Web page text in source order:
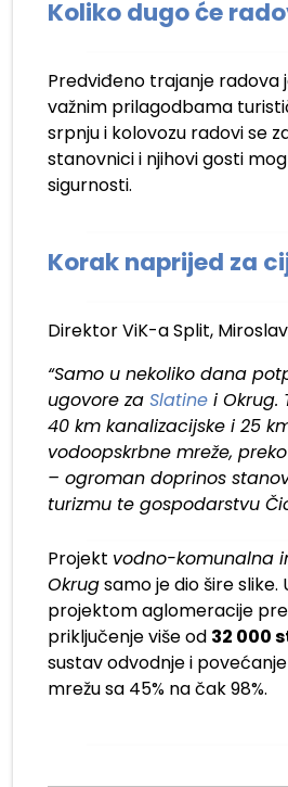
Koliko dugo će
Predviđeno trajanje radova
važnim prilagodbama
srpnju i kolovozu radovi se
stanovnici i njihovi gosti
sigurnosti.
Korak naprijed za
Direktor ViK-a Split,
“Samo u nekoliko dana
ugovore za Slatine i Okrug.
40 km kanalizacijske i 25
vodoopskrbne mreže,
– ogroman doprinos
turizmu te gospodarstvu
Projekt vodno-komunalna
Okrugsamo je dio šire slike.
projektom aglomeracije
priključenje više od 32 000
sustav odvodnje i
mrežu sa 45% na čak 98%.